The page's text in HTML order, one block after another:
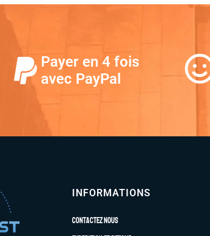
Payer en 4 fois
avec PayPal
INFORMATIONS
Contactez nous